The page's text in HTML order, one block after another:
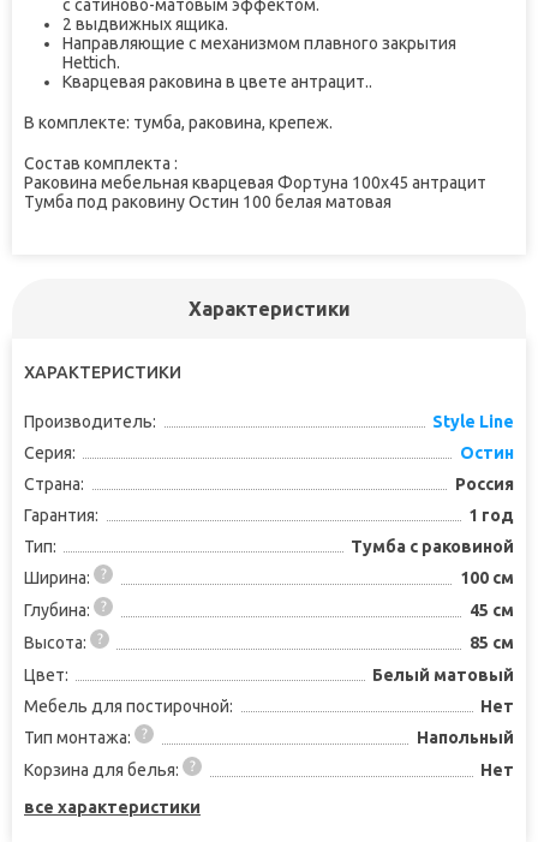
с сатиново-матовым эффектом.
2 выдвижных ящика.
Направляющие с механизмом плавного закрытия
Hettich.
Кварцевая раковина в цвете антрацит..
В комплекте: тумба, раковина, крепеж.
Состав комплекта :
Раковина мебельная кварцевая Фортуна 100х45 антрацит
Тумба под раковину Остин 100 белая матовая
Характеристики
ХАРАКТЕРИСТИКИ
Производитель:
Style Line
Серия:
Остин
Страна:
Россия
Гарантия:
1 год
Тип:
Тумба с раковиной
Ширина:
100 см
Глубина:
45 см
Высота:
85 см
Цвет:
Белый матовый
Мебель для постирочной:
Нет
Тип монтажа:
Напольный
Корзина для белья:
Нет
все характеристики